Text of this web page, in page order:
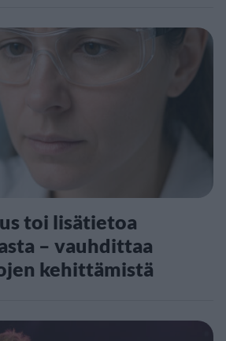
toi lisätietoa
– vauhdittaa
kehittämistä